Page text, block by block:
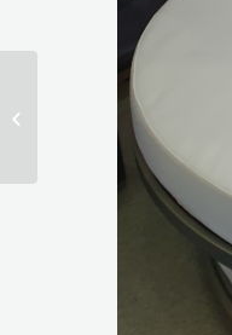
Après un report de 2
années, Aurehum
s’expose au moyen-